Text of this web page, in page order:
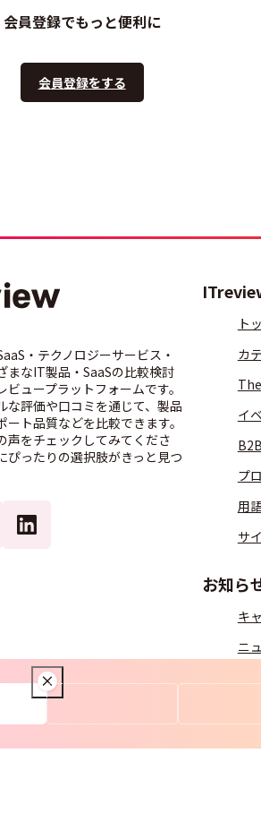
会員登録でもっと便利に
会員登録をする
・テクノロジーサービス・
まなIT製品・SaaSの比較検討
ュープラットフォームです。
な評価や口コミを通じて、製品
ト品質などを比較できます。
声をチェックしてみてくださ
ぴったりの選択肢がきっと見つ
ト
カ
イ
プ
用
サ
お知ら
キ
ニ
Reserved.